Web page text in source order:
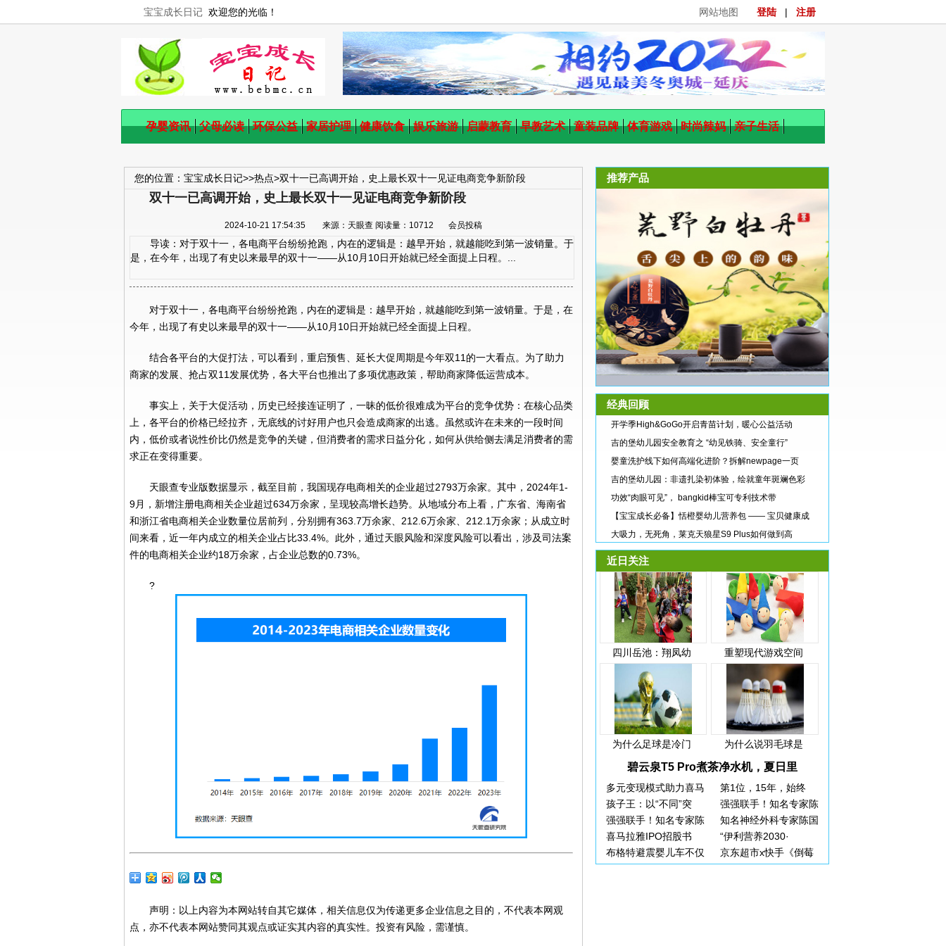
宝宝成长日记 欢迎您的光临！ 网站地图 登陆 | 注册
孕婴资讯 父母必读 环保公益 家居护理 健康饮食 娱乐旅游 启蒙教育 早教艺术 童装品牌 体育游戏 时尚辣妈 亲子生活
您的位置： 宝宝成长日记>>热点>双十一已高调开始，史上最长双十一见证电商竞争新阶段
双十一已高调开始，史上最长双十一见证电商竞争新阶段
2024-10-21 17:54:35 来源：天眼查 阅读量：10712 会员投稿
导读：对于双十一，各电商平台纷纷抢跑，内在的逻辑是：越早开始，就越能吃到第一波销量。于
是，在今年，出现了有史以来最早的双十一——从10月10日开始就已经全面提上日程。...
对于双十一，各电商平台纷纷抢跑，内在的逻辑是：越早开始，就越能吃到第一波销量。于是，在
今年，出现了有史以来最早的双十一——从10月10日开始就已经全面提上日程。
结合各平台的大促打法，可以看到，重启预售、延长大促周期是今年双11的一大看点。为了助力
商家的发展、抢占双11发展优势，各大平台也推出了多项优惠政策，帮助商家降低运营成本。
事实上，关于大促活动，历史已经接连证明了，一昧的低价很难成为平台的竞争优势：在核心品类
上，各平台的价格已经拉齐，无底线的讨好用户也只会造成商家的出逃。虽然或许在未来的一段时间
内，低价或者说性价比仍然是竞争的关键，但消费者的需求日益分化，如何从供给侧去满足消费者的需
求正在变得重要。
天眼查专业版数据显示，截至目前，我国现存电商相关的企业超过2793万余家。其中，2024年1-
9月，新增注册电商相关企业超过634万余家，呈现较高增长趋势。从地域分布上看，广东省、海南省
和浙江省电商相关企业数量位居前列，分别拥有363.7万余家、212.6万余家、212.1万余家；从成立时
间来看，近一年内成立的相关企业占比33.4%。此外，通过天眼风险和深度风险可以看出，涉及司法案
件的电商相关企业约18万余家，占企业总数的0.73%。
?
声明：以上内容为本网站转自其它媒体，相关信息仅为传递更多企业信息之目的，不代表本网观
点，亦不代表本网站赞同其观点或证实其内容的真实性。投资有风险，需谨慎。
推荐产品
经典回顾
开学季High&GoGo开启青苗计划，暖心公益活动
吉的堡幼儿园安全教育之 “幼见铁骑、安全童行”
婴童洗护线下如何高端化进阶？拆解newpage一页
吉的堡幼儿园：非遗扎染初体验，绘就童年斑斓色彩
功效“肉眼可见”， bangkid棒宝可专利技术带
【宝宝成长必备】恬橙婴幼儿营养包 —— 宝贝健康成
大吸力，无死角，莱克天狼星S9 Plus如何做到高
近日关注
四川岳池：翔凤幼 重塑现代游戏空间
为什么足球是冷门 为什么说羽毛球是
碧云泉T5 Pro煮茶净水机，夏日里
多元变现模式助力喜马
第1位，15年，始终
孩子王：以“不同”突
强强联手！知名专家陈
强强联手！知名专家陈
知名神经外科专家陈国
喜马拉雅IPO招股书
“伊利营养2030·
布格特避震婴儿车不仅
京东超市x快手《倒莓